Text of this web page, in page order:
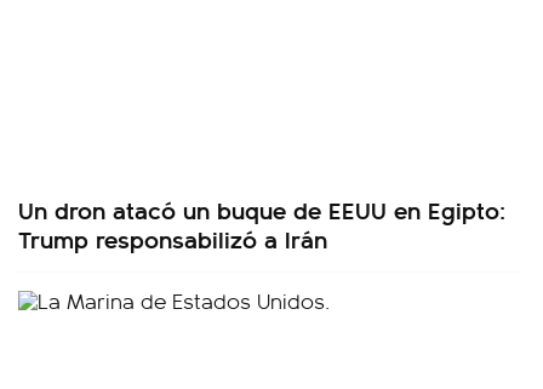
Un dron atacó un buque de EEUU en Egipto:
Trump responsabilizó a Irán